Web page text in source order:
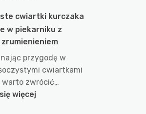
wyczyścić
szybę
w
piekarniku
w
bardzo
krótkim
cwiartki kurczaka
w piekarniku z
przygodę w
cwiartkami
warto zwrócić…
więcej: